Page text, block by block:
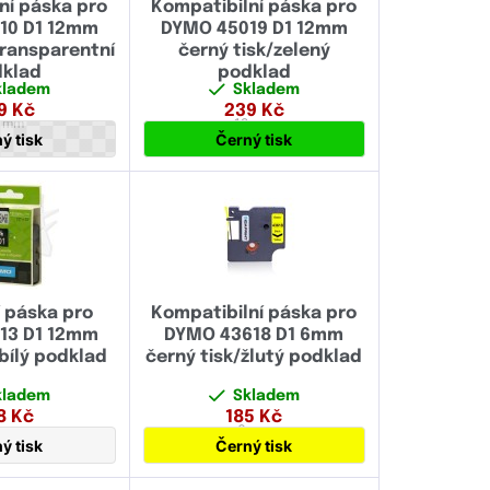
páska pro
D1 12mm
Kč
mm
tisk
Kompatibilní páska pro
DYMO 45019 D1 12mm
černý tisk/zelený
podklad
Skladem
239 Kč
12 mm
Černý tisk
páska pro
D1 12mm
podklad
Kč
mm
tisk
Kompatibilní páska pro
DYMO 43618 D1 6mm
černý tisk/žlutý podklad
Skladem
185 Kč
6 mm
Černý tisk